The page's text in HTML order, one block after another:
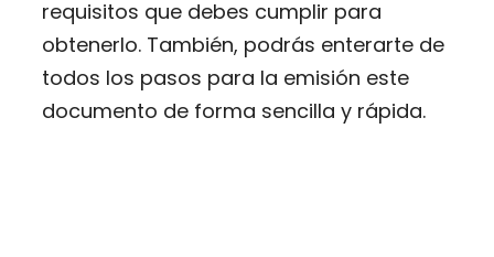
requisitos que debes cumplir para
obtenerlo. También, podrás enterarte de
todos los pasos para la emisión este
documento de forma sencilla y rápida.